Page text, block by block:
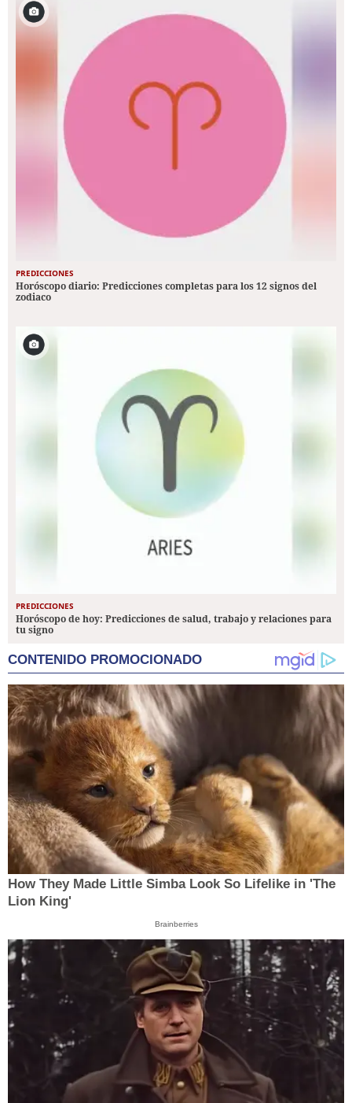
PREDICCIONES
Horóscopo diario: Predicciones completas para los 12 signos del
zodiaco
PREDICCIONES
Horóscopo de hoy: Predicciones de salud, trabajo y relaciones para
tu signo
CONTENIDO PROMOCIONADO
How They Made Little Simba Look So Lifelike in 'The
Lion King'
Brainberries